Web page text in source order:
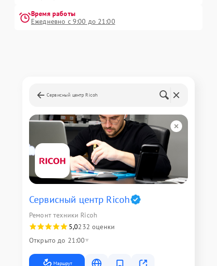
Время работы
Ежедневно с 9:00 до 21:00
Сервисный центр Ricoh
Сервисный центр Ricoh
Ремонт техники Ricoh
5,0232 оценки
Открыто до 21:00
Маршрут